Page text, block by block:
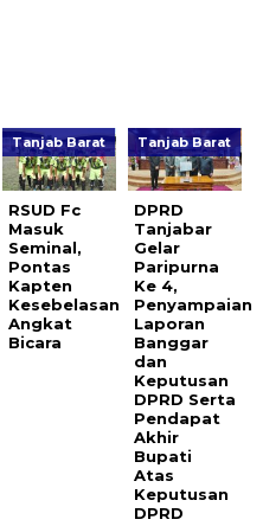
Tanjab Barat
RSUD Fc
Masuk
Seminal,
Pontas
Kapten
Kesebelasan
Angkat
Bicara
Tanjab Barat
DPRD
Tanjabar
Gelar
Paripurna
Ke 4,
Penyampaian
Laporan
Banggar
dan
Keputusan
DPRD Serta
Pendapat
Akhir
Bupati
Atas
Keputusan
DPRD